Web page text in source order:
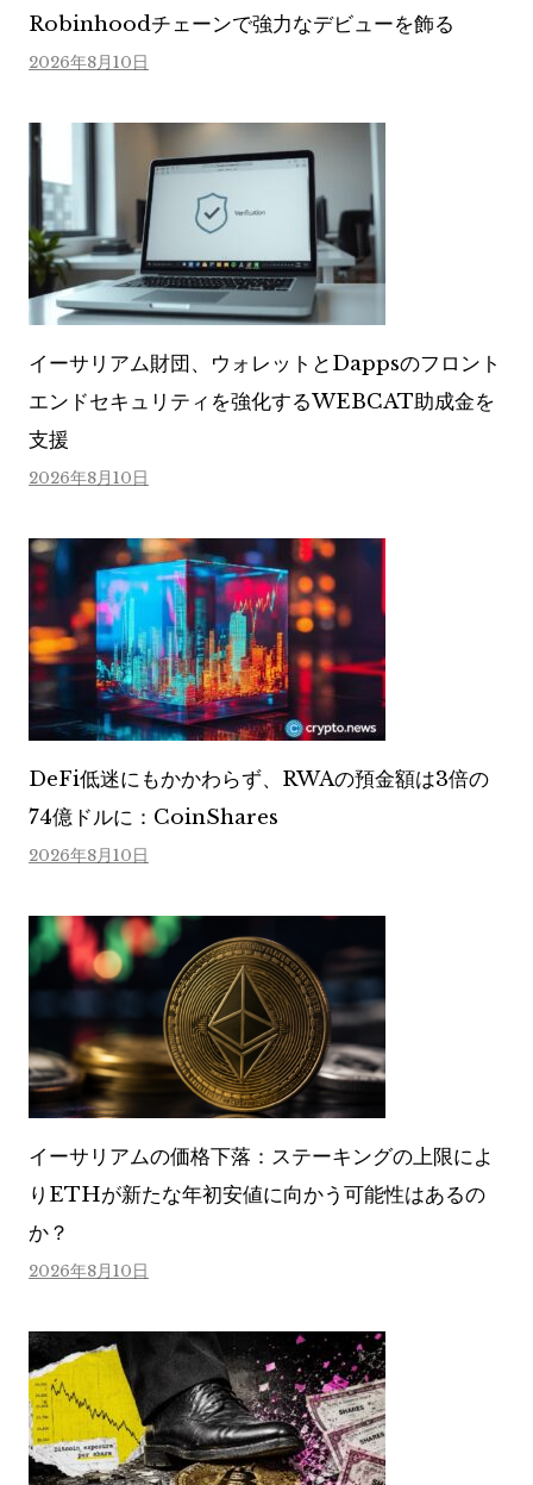
Robinhoodチェーンで強力なデビューを飾る
2026年8月10日
イーサリアム財団、ウォレットとDappsのフロント
エンドセキュリティを強化するWEBCAT助成金を
支援
2026年8月10日
DeFi低迷にもかかわらず、RWAの預金額は3倍の
74億ドルに：CoinShares
2026年8月10日
イーサリアムの価格下落：ステーキングの上限によ
りETHが新たな年初安値に向かう可能性はあるの
か？
2026年8月10日